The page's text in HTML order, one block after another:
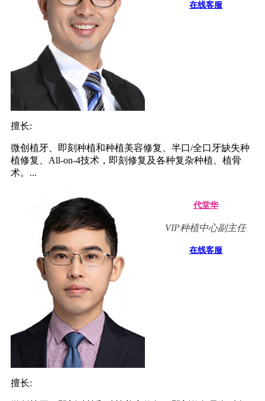
在线客服
擅长:
微创植牙、即刻种植和种植美容修复、半口/全口牙缺失种
植修复、All-on-4技术，即刻修复及各种复杂种植、植骨
术。...
代堂华
VIP种植中心副主任
在线客服
擅长: